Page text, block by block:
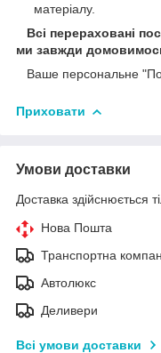
матеріалу.
Всі перераховані
ми завжди
Ваше персональне
Приховати
Умови доставки
Доставка здійснюється
Нова Пошта
Транспортна
Автолюкс
Деливери
Всі умови доставки